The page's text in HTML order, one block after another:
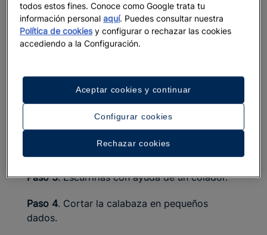
Elaboración
. Dejar las lentejas a remojo durante
Paso 3. Escurrirlas con ayuda de un colador.
Paso 4. Cortar la calabaza en pequeños
dados.
todos estos fines. Conoce como Google trata tu
información personalaquí. Puedes consultar nuestra
Política de cookiesy configurar o rechazar las cookies
accediendo a la Configuración.
Configurar cookies
Rechazar cookies
Aceptar cookies y continuar